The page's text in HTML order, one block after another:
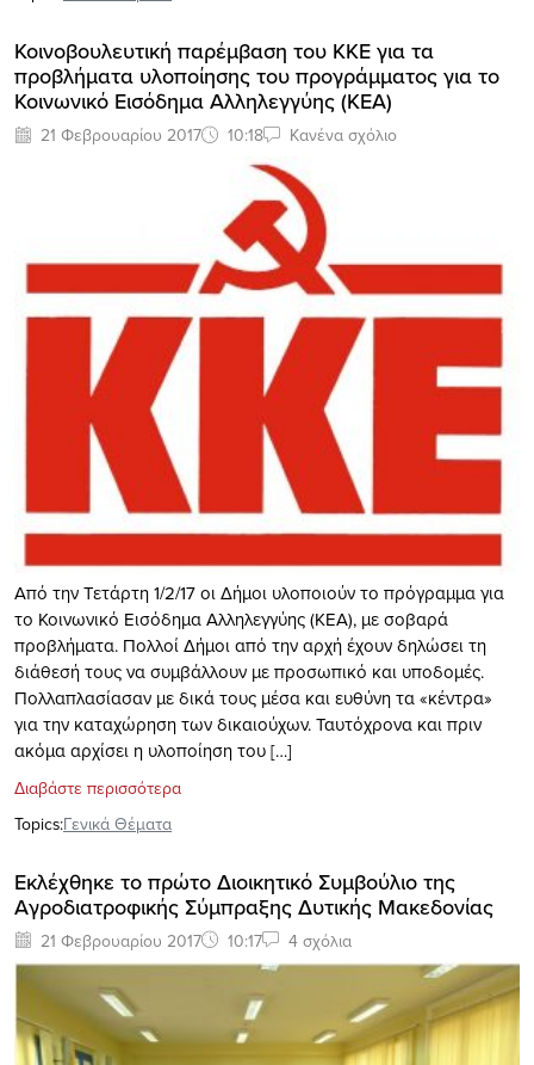
Κοινοβουλευτική παρέμβαση του ΚΚΕ για τα
προβλήματα υλοποίησης του προγράμματος για το
Κοινωνικό Εισόδημα Αλληλεγγύης (ΚΕΑ)
21 Φεβρουαρίου 2017 10:18 Κανένα σχόλιο
Από την Τετάρτη 1/2/17 οι Δήμοι υλοποιούν το πρόγραμμα για
το Κοινωνικό Εισόδημα Αλληλεγγύης (ΚΕΑ), με σοβαρά
προβλήματα. Πολλοί Δήμοι από την αρχή έχουν δηλώσει τη
διάθεσή τους να συμβάλλουν με προσωπικό και υποδομές.
Πολλαπλασίασαν με δικά τους μέσα και ευθύνη τα «κέντρα»
για την καταχώρηση των δικαιούχων. Ταυτόχρονα και πριν
ακόμα αρχίσει η υλοποίηση του […]
Διαβάστε περισσότερα
Topics:Γενικά Θέματα
Εκλέχθηκε το πρώτο Διοικητικό Συμβούλιο της
Αγροδιατροφικής Σύμπραξης Δυτικής Μακεδονίας
21 Φεβρουαρίου 2017 10:17 4 σχόλια